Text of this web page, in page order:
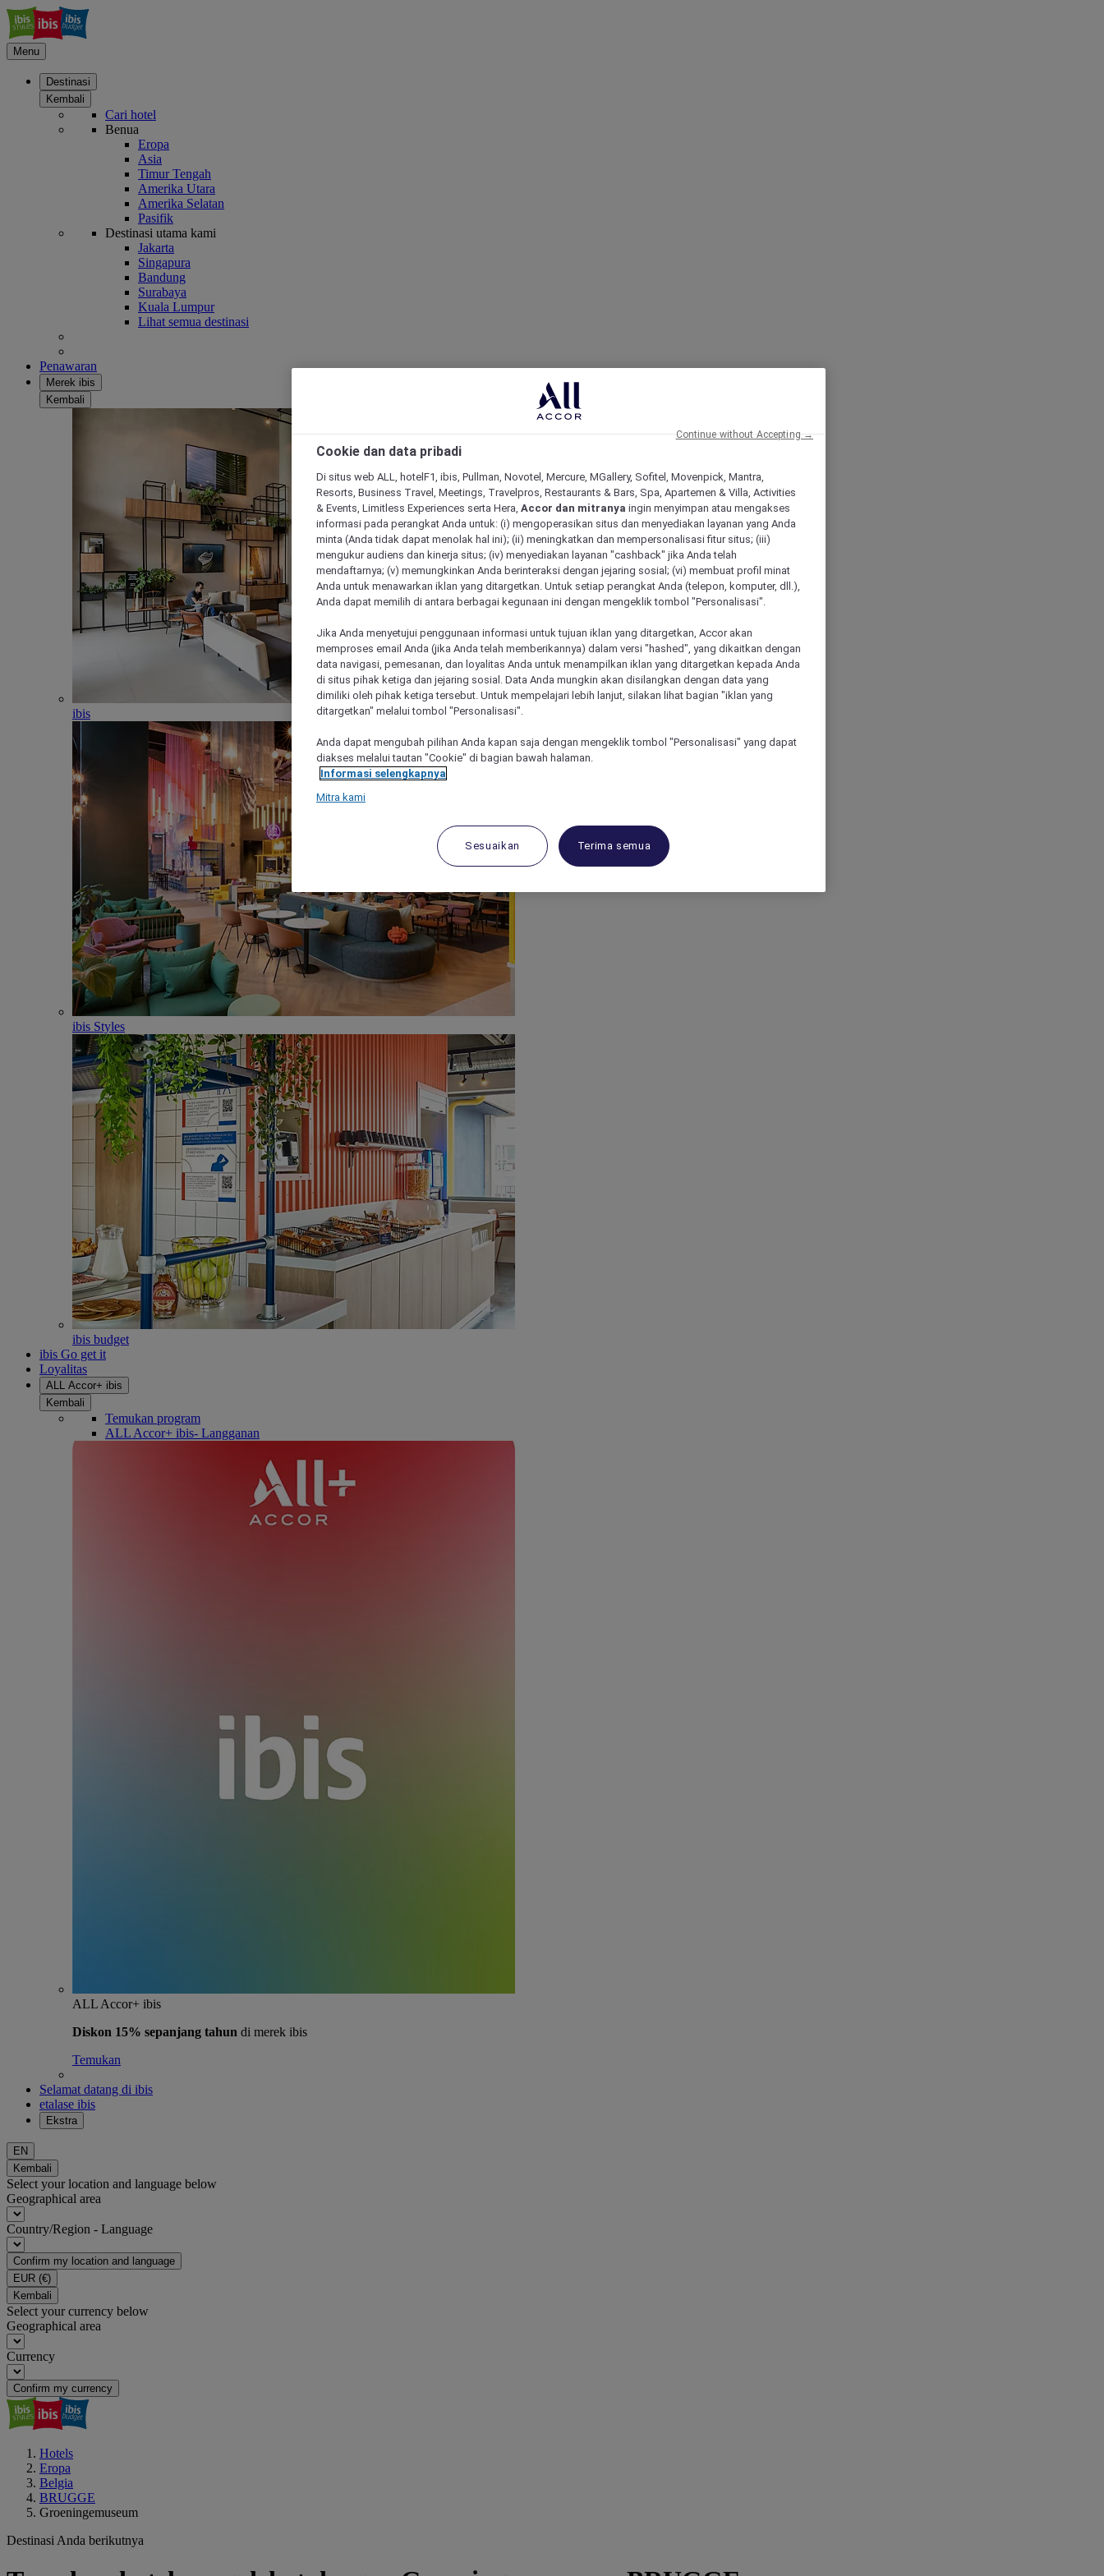
Menu
Destinasi
Kembali
Cari hotel
Benua
Eropa
Asia
Timur Tengah
Amerika Utara
Amerika Selatan
Pasifik
Destinasi utama kami
Jakarta
Singapura
Bandung
Surabaya
Kuala Lumpur
Lihat semua destinasi
Penawaran
Merek ibis
Kembali
ibis
ibis Styles
ibis budget
ibis Go get it
Loyalitas
ALL Accor+ ibis
Kembali
Temukan program
ALL Accor+ ibis- Langganan
ALL Accor+ ibis
Diskon 15% sepanjang tahun di merek ibis
Temukan
Selamat datang di ibis
etalase ibis
Ekstra
EN
Kembali
Select your location and language below
Geographical area
Country/Region - Language
Confirm my location and language
EUR (€)
Kembali
Select your currency below
Geographical area
Currency
Confirm my currency
Hotels
Eropa
Belgia
BRUGGE
Groeningemuseum
Destinasi Anda berikutnya
Cookie dan data pribadi
Di situs web ALL, hotelF1, ibis, Pullman, Novotel, Mercure, MGallery, Sofitel, Movenpick, Mantra,
Resorts, Business Travel, Meetings, Travelpros, Restaurants & Bars, Spa, Apartemen & Villa, Activities
& Events, Limitless Experiences serta Hera, Accor dan mitranya ingin menyimpan atau mengakses
informasi pada perangkat Anda untuk: (i) mengoperasikan situs dan menyediakan layanan yang Anda
minta (Anda tidak dapat menolak hal ini); (ii) meningkatkan dan mempersonalisasi fitur situs; (iii)
mengukur audiens dan kinerja situs; (iv) menyediakan layanan "cashback" jika Anda telah
mendaftarnya; (v) memungkinkan Anda berinteraksi dengan jejaring sosial; (vi) membuat profil minat
Anda untuk menawarkan iklan yang ditargetkan. Untuk setiap perangkat Anda (telepon, komputer, dll.),
Anda dapat memilih di antara berbagai kegunaan ini dengan mengeklik tombol "Personalisasi".
Jika Anda menyetujui penggunaan informasi untuk tujuan iklan yang ditargetkan, Accor akan
memproses email Anda (jika Anda telah memberikannya) dalam versi "hashed", yang dikaitkan dengan
data navigasi, pemesanan, dan loyalitas Anda untuk menampilkan iklan yang ditargetkan kepada Anda
di situs pihak ketiga dan jejaring sosial. Data Anda mungkin akan disilangkan dengan data yang
dimiliki oleh pihak ketiga tersebut. Untuk mempelajari lebih lanjut, silakan lihat bagian "iklan yang
ditargetkan" melalui tombol "Personalisasi".
Anda dapat mengubah pilihan Anda kapan saja dengan mengeklik tombol "Personalisasi" yang dapat
diakses melalui tautan "Cookie" di bagian bawah halaman.
Informasi selengkapnya
Mitra kami
Sesuaikan Terima semua
Continue without Accepting →